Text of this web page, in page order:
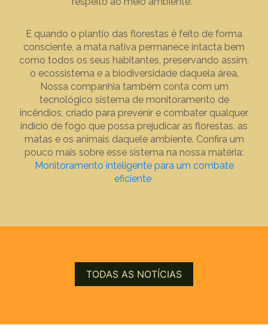
E quando o plantio das florestas é feito de forma
consciente, a mata nativa permanece intacta bem
como todos os seus habitantes, preservando assim,
o ecossistema e a biodiversidade daquela área.
Nossa companhia também conta com um
tecnológico sistema de monitoramento de
incêndios, criado para prevenir e combater qualquer
indício de fogo que possa prejudicar as florestas, as
matas e os animais daquele ambiente. Confira um
pouco mais sobre esse sistema na nossa matéria:
Monitoramento inteligente para um combate
eficiente
TODAS AS NOTÍCIAS